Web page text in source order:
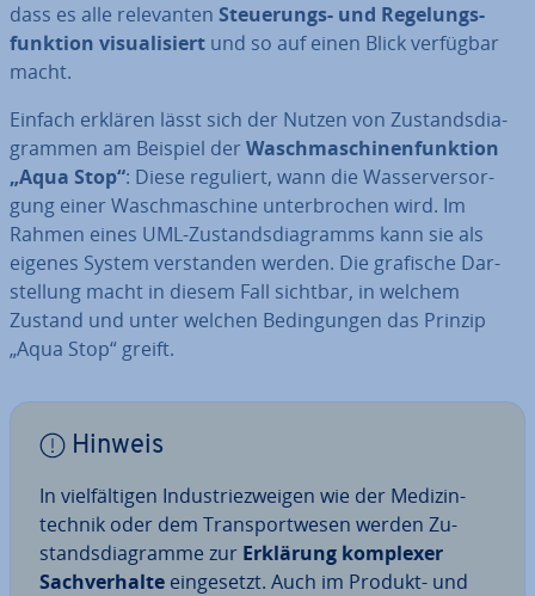
dass es alle re­le­van­ten Steue­rungs- und Re­ge­lungs­
funk­ti­on vi­sua­li­siert und so auf einen Blick verfügbar
macht.
Einfach erklären lässt sich der Nutzen von Zu­stands­dia­
gram­men am Beispiel der Wasch­ma­schi­nen­funk­ti­on
„Aqua Stop“: Diese reguliert, wann die Was­ser­ver­sor­
gung einer Wasch­ma­schi­ne un­ter­bro­chen wird. Im
Rahmen eines UML-Zu­stands­dia­gramms kann sie als
eigenes System ver­stan­den werden. Die grafische Dar­
stel­lung macht in diesem Fall sichtbar, in welchem
Zustand und unter welchen Be­din­gun­gen das Prinzip
„Aqua Stop“ greift.
Hinweis
In viel­fäl­ti­gen In­dus­trie­zwei­gen wie der Me­di­zin­
tech­nik oder dem Trans­port­we­sen werden Zu­
stands­dia­gram­me zur Erklärung komplexer
Sach­ver­hal­te ein­ge­setzt. Auch im Produkt- und